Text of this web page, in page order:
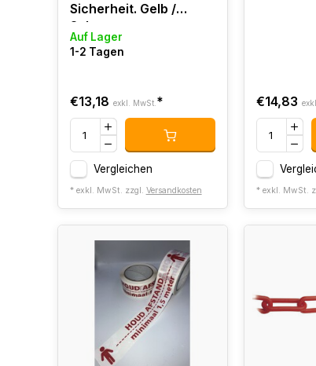
Sicherheit. Gelb /
Schwarz.
Auf Lager
1-2 Tagen
€13,18 exkl. MwSt. *
Vergleichen
* exkl. MwSt. zzgl. Versandkosten
€14,83
* exkl. MwSt.